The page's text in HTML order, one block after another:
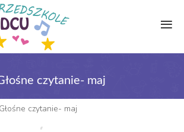
czytanie- maj
Głośne czytanie- maj